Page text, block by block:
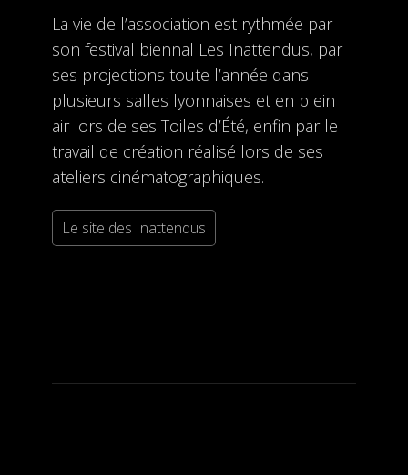
La vie de l’association est rythmée par
son festival biennal Les Inattendus, par
ses projections toute l’année dans
plusieurs salles lyonnaises et en plein
air lors de ses Toiles d’Été, enfin par le
travail de création réalisé lors de ses
ateliers cinématographiques.
Le site des Inattendus